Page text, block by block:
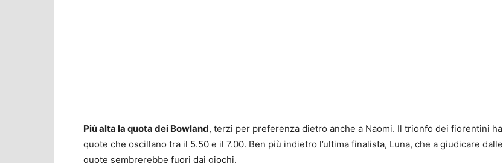
Più alta la quota dei Bowland, terzi per preferenza dietro anche a Naomi. Il trionfo dei fiorentini ha
quote che oscillano tra il 5.50 e il 7.00. Ben più indietro l’ultima finalista, Luna, che a giudicare dalle
quote sembrerebbe fuori dai giochi.